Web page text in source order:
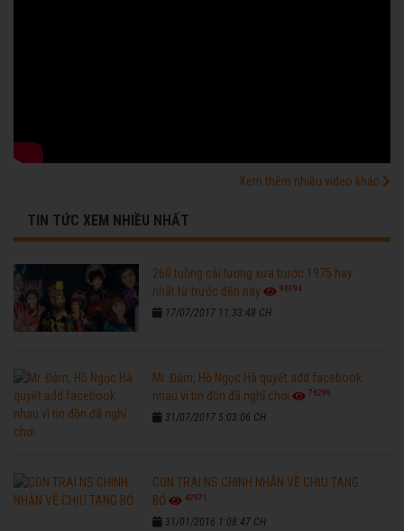
Xem thêm nhiều video khác
TIN TỨC XEM NHIỀU NHẤT
260 tuồng cải lương xưa trước 1975 hay
nhất từ trước đến nay
96194
17/07/2017 11:33:48 CH
Mr. Đàm, Hồ Ngọc Hà quyết add facebook
nhau vì tin đồn đã nghỉ chơi
76299
31/07/2017 5:03:06 CH
CON TRAI NS CHINH NHẪN VỀ CHỊU TANG
BỐ
42971
31/01/2016 1:08:47 CH